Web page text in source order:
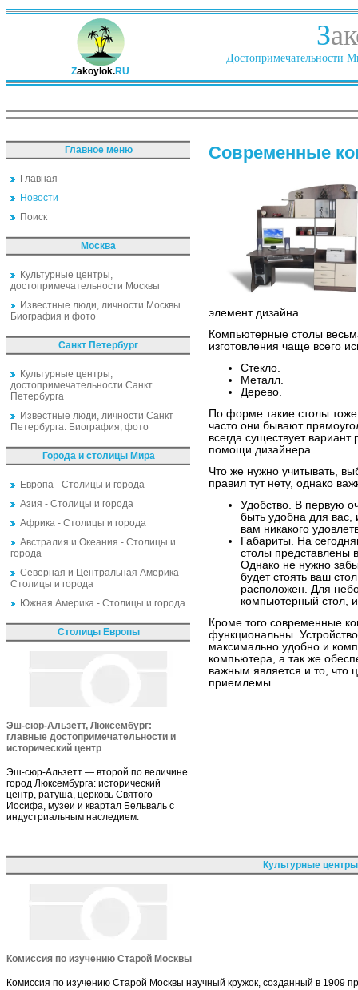
Zakoylok.RU
З
Достопримечательности
Главное меню
Главная
Новости
Поиск
Москва
Культурные центры,
достопримечательности Москвы
Известные люди, личности Москвы.
Биография и фото
Санкт Петербург
Культурные центры,
достопримечательности Санкт
Петербурга
Известные люди, личности Санкт
Петербурга. Биография, фото
Города и столицы Мира
Европа - Столицы и города
Азия - Столицы и города
Африка - Столицы и города
Австралия и Океания - Столицы и
города
Северная и Центральная Америка -
Столицы и города
Южная Америка - Столицы и города
Столицы Европы
Эш-сюр-Альзетт, Люксембург:
главные достопримечательности и
исторический центр
Эш-сюр-Альзетт — второй по величине
город Люксембурга: исторический
центр, ратуша, церковь Святого
Иосифа, музеи и квартал Бельваль с
индустриальным наследием.
Современные
элемент дизайна.
Компьютерные столы
изготовления чаще всего
Стекло.
Металл.
Дерево.
По форме такие столы
часто они бывают
всегда существует
помощи дизайнера.
Что же нужно учитывать,
правил тут нету, однако
Удобство. В первую
быть удобна для вас,
вам никакого
Габариты. На
столы представлены
Однако не нужно
будет стоять ваш
расположен. Для
компьютерный стол,
Кроме того современные
функциональны.
максимально удобно и
компьютера, а так же
важным является и то, что
приемлемы.
Культурные
Комиссия по изучению Старой Москвы
Комиссия по изучению Старой Москвы научный кружок, созданный в 1909